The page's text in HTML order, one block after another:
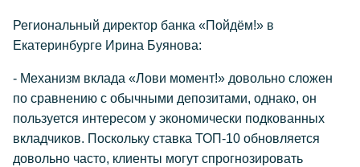
Региональный директор банка «Пойдём!» в
Екатеринбурге Ирина Буянова:
- Механизм вклада «Лови момент!» довольно сложен
по сравнению с обычными депозитами, однако, он
пользуется интересом у экономически подкованных
вкладчиков. Поскольку ставка ТОП-10 обновляется
довольно часто, клиенты могут спрогнозировать